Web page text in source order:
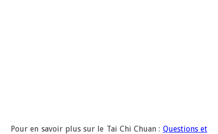
Pour en savoir plus sur le Tai Chi Chuan : Questions et